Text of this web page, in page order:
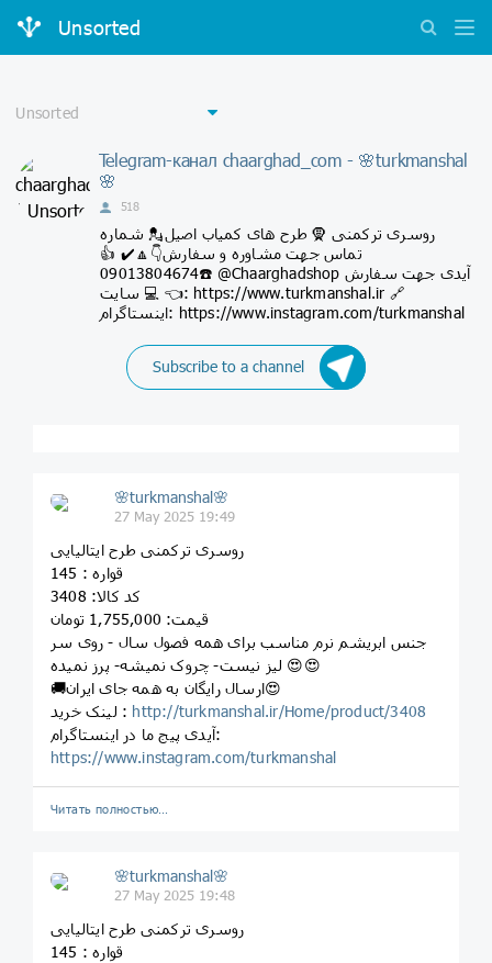
Unsorted
Telegram-канал chaarghad_com - 🌸turkmanshal
🌸
518
روسری ترکمنی 🧕 طرح های کمیاب اصیل💂 شماره
تماس جهت مشاوره و سفارش👇🔼✔️ 👍
☎️09013804674 @Chaarghadshop آیدی جهت سفارش
👈 💻 سایت: https://www.turkmanshal.ir 🔗
اینستاگرام: https://www.instagram.com/turkmanshal
Subscribe to a channel
🌸turkmanshal🌸
27 May 2025 19:49
روسری ترکمنی طرح ایتالیایی
قواره : 145
کد کالا: 3408
قیمت: 1,755,000 تومان
جنس ابریشم نرم مناسب برای همه فصول سال - روی سر
لیز نیست- چروک نمیشه- پرز نمیده 😍😍
🚚ارسال رایگان به همه جای ایران😍
لینک خرید : http://turkmanshal.ir/Home/product/3408
آیدی پیج ما در اینستاگرام:
https://www.instagram.com/turkmanshal
Читать полностью…
🌸turkmanshal🌸
27 May 2025 19:48
روسری ترکمنی طرح ایتالیایی
قواره : 145